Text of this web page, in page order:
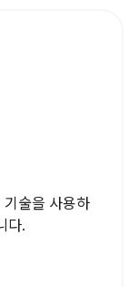
술을 사용하
다.